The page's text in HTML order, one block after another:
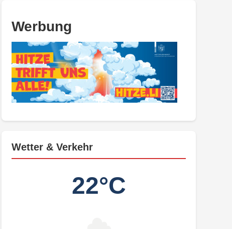
Werbung
Wetter & Verkehr
22°C